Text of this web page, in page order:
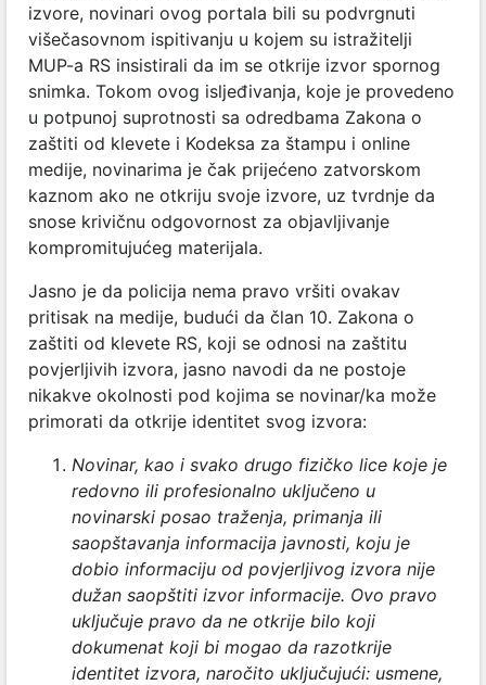
izvore, novinari ovog portala bili su podvrgnuti
višečasovnom ispitivanju u kojem su istražitelji
MUP-a RS insistirali da im se otkrije izvor spornog
snimka. Tokom ovog isljeđivanja, koje je provedeno
u potpunoj suprotnosti sa odredbama Zakona o
zaštiti od klevete i Kodeksa za štampu i online
medije, novinarima je čak prijećeno zatvorskom
kaznom ako ne otkriju svoje izvore, uz tvrdnje da
snose krivičnu odgovornost za objavljivanje
kompromitujućeg materijala.
Jasno je da policija nema pravo vršiti ovakav
pritisak na medije, budući da član 10. Zakona o
zaštiti od klevete RS, koji se odnosi na zaštitu
povjerljivih izvora, jasno navodi da ne postoje
nikakve okolnosti pod kojima se novinar/ka može
primorati da otkrije identitet svog izvora:
Novinar, kao i svako drugo fizičko lice koje je
redovno ili profesionalno uključeno u
novinarski posao traženja, primanja ili
saopštavanja informacija javnosti, koju je
dobio informaciju od povjerljivog izvora nije
dužan saopštiti izvor informacije. Ovo pravo
uključuje pravo da ne otkrije bilo koji
dokumenat koji bi mogao da razotkrije
identitet izvora, naročito uključujući: usmene,